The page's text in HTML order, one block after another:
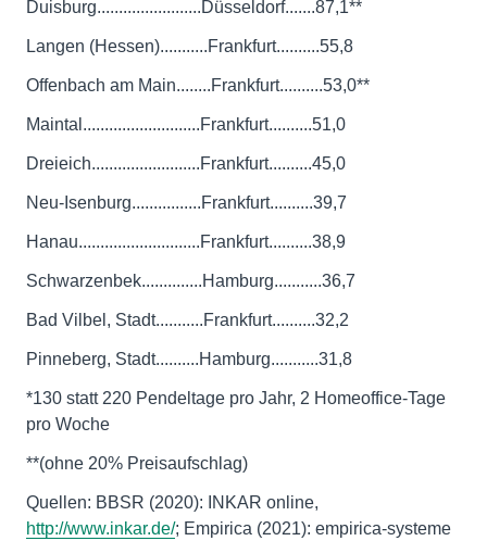
Duisburg........................Düsseldorf.......87,1**
Langen (Hessen)...........Frankfurt..........55,8
Offenbach am Main........Frankfurt..........53,0**
Maintal...........................Frankfurt..........51,0
Dreieich.........................Frankfurt..........45,0
Neu-Isenburg................Frankfurt..........39,7
Hanau............................Frankfurt..........38,9
Schwarzenbek..............Hamburg...........36,7
Bad Vilbel, Stadt...........Frankfurt..........32,2
Pinneberg, Stadt..........Hamburg...........31,8
*130 statt 220 Pendeltage pro Jahr, 2 Homeoffice-Tage
pro Woche
**(ohne 20% Preisaufschlag)
Quellen: BBSR (2020): INKAR online,
http://www.inkar.de/; Empirica (2021): empirica-systeme